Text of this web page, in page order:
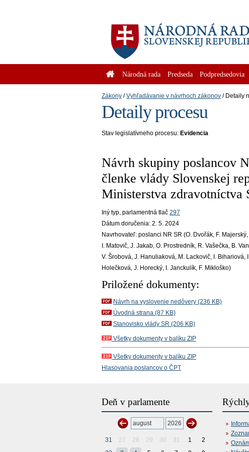
Národná rada Predseda Podpredsedovia
Zákony Vyhľadávanie v návrhoch zákonov Detaily
Detaily procesu
Stav legislatívneho procesu: Evidencia
Návrh skupiny poslancov
členke vlády Slovenskej
Ministerstva zdravotníctva
Iný typ, parlamentná tlač 297
Dátum doručenia: 2. 5. 2024
Navrhovateľ: poslanci NR SR (O. Dvořák, F.
I. Matovič, J. Jakab, O. Prostredník, R. Vašečka, B.
V. Šrobová, J. Hanuliaková, M. Lackovič, I.
Holečková, J. Horecký, I. Janckulík, F. Mikloško)
Priložené dokumenty:
Návrh na vyslovenie nedôvery (236 KB)
Úvodná strana (87 KB)
Stanovisko vlády SR (206 KB)
Všetky dokumenty v balíku ZIP
Všetky dokumenty v balíku ZIP
Hlasovania poslancov o ČPT
Deň v parlamente
31 27 28 29 30 31 1
2